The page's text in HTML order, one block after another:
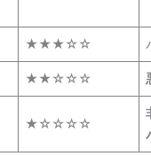
★★★☆☆
★★☆☆☆
★☆☆☆☆